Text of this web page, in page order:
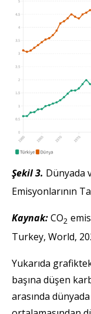
Şekil 3. Dünyada
Emisyonlarının
Kaynak:CO2
Turkey, World,
Yukarıda
başına düşen
arasında